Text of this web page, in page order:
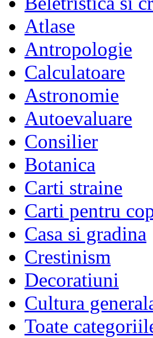
Atlase
Antropologie
Calculatoare
Astronomie
Autoevaluare
Consilier
Botanica
Carti straine
Carti pentru
Casa si gradina
Crestinism
Decoratiuni
Cultura
Toate